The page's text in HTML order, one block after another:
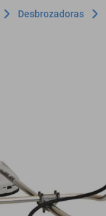
Desbrozadoras